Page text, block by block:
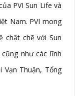
PVI Sun Life và
Nam. PVI mong
chặt chẽ với Sun
như các lĩnh
Thuận, Tổng